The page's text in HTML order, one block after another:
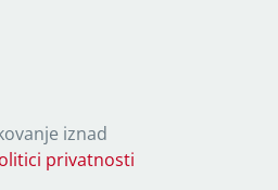
iznad
privatnosti